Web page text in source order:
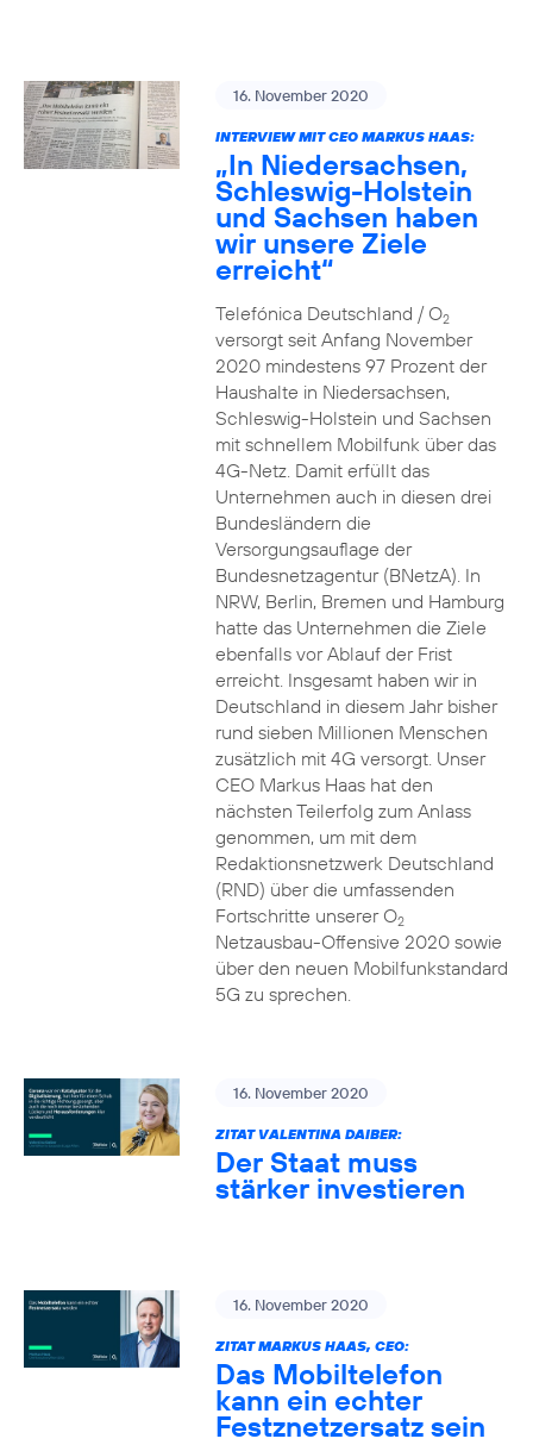
16. November 2020
INTERVIEW MIT CEO MARKUS HAAS:
„In Niedersachsen,
Schleswig-Holstein
und Sachsen haben
wir unsere Ziele
erreicht“
Telefónica Deutschland / O2
versorgt seit Anfang November
2020 mindestens 97 Prozent der
Haushalte in Niedersachsen,
Schleswig-Holstein und Sachsen
mit schnellem Mobilfunk über das
4G-Netz. Damit erfüllt das
Unternehmen auch in diesen drei
Bundesländern die
Versorgungsauflage der
Bundesnetzagentur (BNetzA). In
NRW, Berlin, Bremen und Hamburg
hatte das Unternehmen die Ziele
ebenfalls vor Ablauf der Frist
erreicht. Insgesamt haben wir in
Deutschland in diesem Jahr bisher
rund sieben Millionen Menschen
zusätzlich mit 4G versorgt. Unser
CEO Markus Haas hat den
nächsten Teilerfolg zum Anlass
genommen, um mit dem
Redaktionsnetzwerk Deutschland
(RND) über die umfassenden
Fortschritte unserer O2
Netzausbau-Offensive 2020 sowie
über den neuen Mobilfunkstandard
5G zu sprechen.
16. November 2020
ZITAT VALENTINA DAIBER:
Der Staat muss
stärker investieren
16. November 2020
ZITAT MARKUS HAAS, CEO:
Das Mobiltelefon
kann ein echter
Festznetzersatz sein